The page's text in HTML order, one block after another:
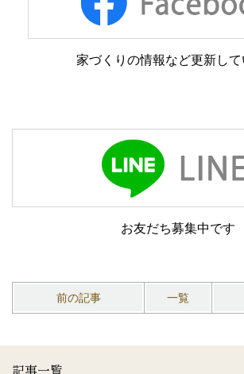
家づくりの情報など更新して
お友だち募集中です
前の記事 一覧